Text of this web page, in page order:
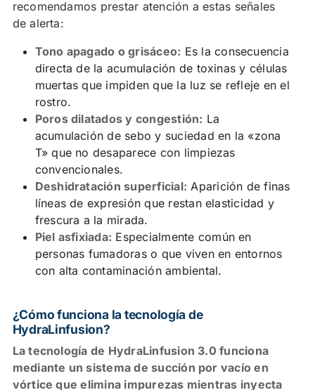
recomendamos prestar atención a estas señales
de alerta:
Tono apagado o grisáceo: Es la consecuencia
directa de la acumulación de toxinas y células
muertas que impiden que la luz se refleje en el
rostro.
Poros dilatados y congestión: La
acumulación de sebo y suciedad en la «zona
T» que no desaparece con limpiezas
convencionales.
Deshidratación superficial: Aparición de finas
líneas de expresión que restan elasticidad y
frescura a la mirada.
Piel asfixiada: Especialmente común en
personas fumadoras o que viven en entornos
con alta contaminación ambiental.
¿Cómo funciona la tecnología de
HydraLinfusion?
La tecnología de HydraLinfusion 3.0 funciona
mediante un sistema de succión por vacío en
vórtice que elimina impurezas mientras inyecta